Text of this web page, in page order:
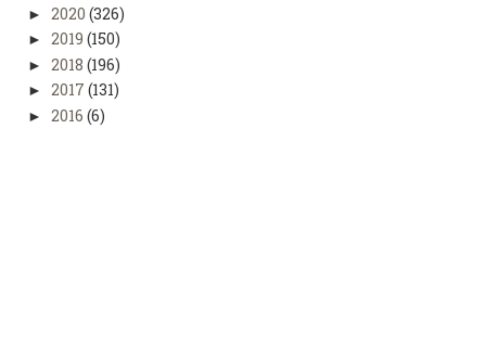
► 2020 (326)
► 2019 (150)
► 2018 (196)
► 2017 (131)
► 2016 (6)